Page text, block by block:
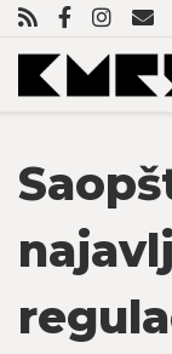
Skip to content